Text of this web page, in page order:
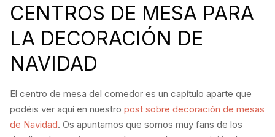
CENTROS DE MESA PARA
LA DECORACIÓN DE
NAVIDAD
El centro de mesa del comedor es un capítulo aparte que
podéis ver aquí en nuestro post sobre decoración de mesas
de Navidad. Os apuntamos que somos muy fans de los